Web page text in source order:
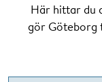
Här hittar du
gör Göteborg